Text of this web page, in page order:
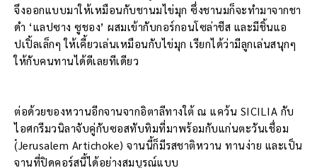
จึงออกแบบมาให้เหมือนกับชานมไข่มุก ซึ่งชานมก็จะทำมาจากชา
ดำ ‘แลปซาง ซูชอง’ ผสมเข้ากับกอร์กอนโซล่าชีส และมีชิ้นแอ
ปเปิ้ลเล็กๆ ให้เคี้ยวเล่นเหมือนกับไข่มุก เรียกได้ว่ามีลูกเล่นสนุกๆ
ให้กับคนทานได้ดีเลยทีเดียว
ต่อด้วยของหวานอีกจานจากอิตาลีทางใต้ ณ แคว้น SICILIA กับ
ไอศกรีมวนิลาจับคู่กับซอสทับทิมที่มาพร้อมกับแก่นตะวันเชื่อม
(๋Jerusalem Artichoke) จานนี้ก็มีรสชาติหวาน ทานง่าย และเป็น
จานที่ปิดคอร์สนี้ได้อย่างสมบูรณ์แบบ